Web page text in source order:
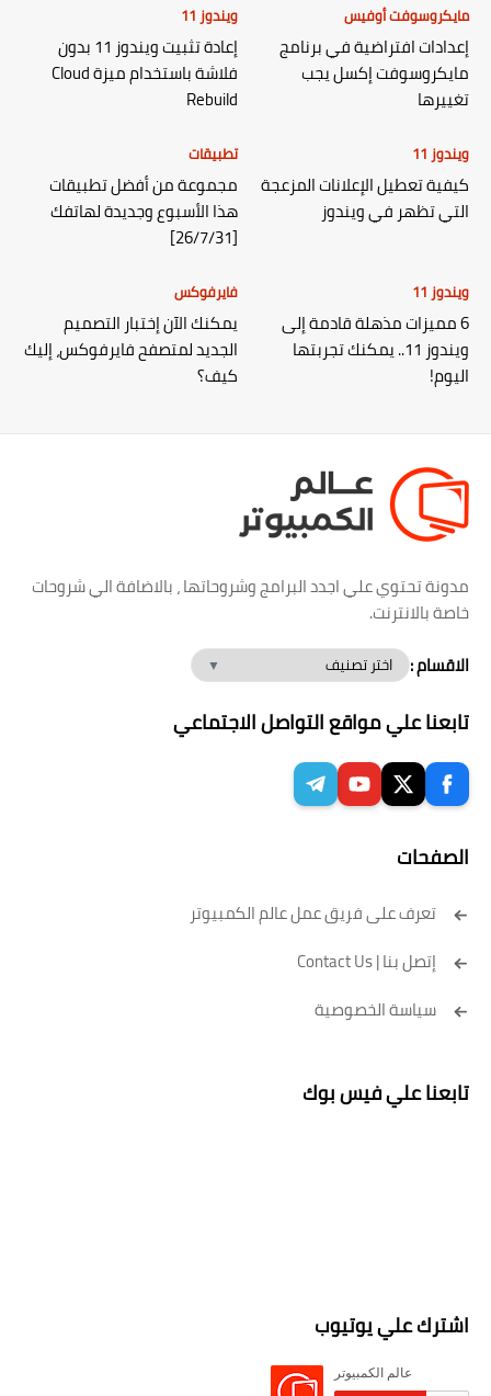
مايكروسوفت أوفيس
إعدادات افتراضية في برنامج
مايكروسوفت إكسل يجب
تغييرها
ويندوز 11
إعادة تثبيت ويندوز 11 بدون
فلاشة باستخدام ميزة Cloud
Rebuild
ويندوز 11
كيفية تعطيل الإعلانات المزعجة
التي تظهر في ويندوز
تطبيقات
مجموعة من أفضل تطبيقات
هذا الأسبوع وجديدة لهاتفك
[26/7/31]
ويندوز 11
6 مميزات مذهلة قادمة إلى
ويندوز 11.. يمكنك تجربتها
اليوم!
فايرفوكس
يمكنك الآن إختبار التصميم
الجديد لمتصفح فايرفوكس، إليك
كيف؟
مدونة تحتوي علي اجدد البرامج وشروحاتها ، بالاضافة الي شروحات
خاصة بالانترنت.
الاقسام :
تابعنا علي مواقع التواصل الاجتماعي
الصفحات
تعرف على فريق عمل عالم الكمبيوتر
إتصل بنا | Contact Us
سياسة الخصوصية
تابعنا علي فيس بوك
اشترك علي يوتيوب